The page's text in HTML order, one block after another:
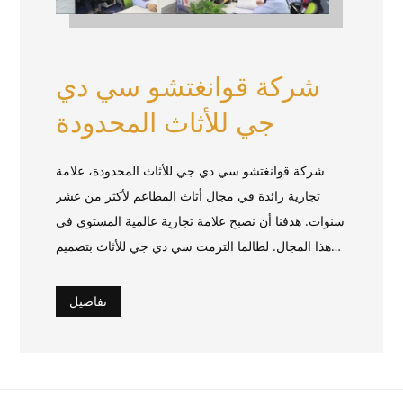
شركة قوانغتشو سي دي
جي للأثاث المحدودة
شركة قوانغتشو سي دي جي للأثاث المحدودة، علامة
تجارية رائدة في مجال أثاث المطاعم لأكثر من عشر
سنوات. هدفنا أن نصبح علامة تجارية عالمية المستوى في
هذا المجال. لطالما التزمت سي دي جي للأثاث بتصميم
وأثاث مطاعم الشاي، وأثاث الحانات، وأثاث سلاسل
تفاصيل